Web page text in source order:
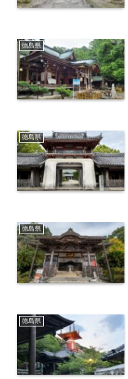
徳島県
徳島県
徳島県
徳島県